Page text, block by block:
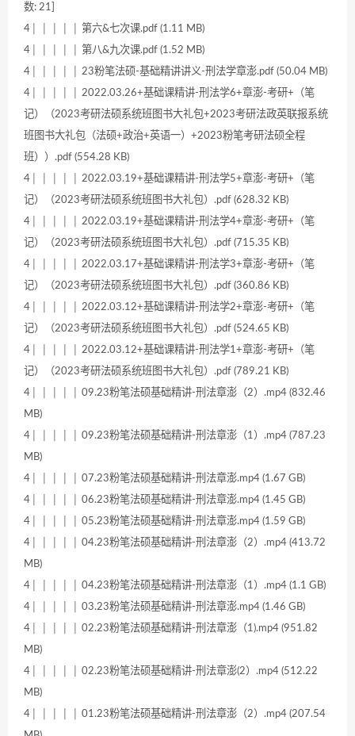
数: 21]
4│ │ │ │ │ 第六&七次课.pdf (1.11 MB)
4│ │ │ │ │ 第八&九次课.pdf (1.52 MB)
4│ │ │ │ │ 23粉笔法硕-基础精讲讲义-刑法学章澎.pdf (50.04 MB)
4│ │ │ │ │ 2022.03.26+基础课精讲-刑法学6+章澎-考研+（笔
记）（2023考研法硕系统班图书大礼包+2023考研法政英联报系统
班图书大礼包（法硕+政治+英语一）+2023粉笔考研法硕全程
班））.pdf (554.28 KB)
4│ │ │ │ │ 2022.03.19+基础课精讲-刑法学5+章澎-考研+（笔
记）（2023考研法硕系统班图书大礼包）.pdf (628.32 KB)
4│ │ │ │ │ 2022.03.19+基础课精讲-刑法学4+章澎-考研+（笔
记）（2023考研法硕系统班图书大礼包）.pdf (715.35 KB)
4│ │ │ │ │ 2022.03.17+基础课精讲-刑法学3+章澎-考研+（笔
记）（2023考研法硕系统班图书大礼包）.pdf (360.86 KB)
4│ │ │ │ │ 2022.03.12+基础课精讲-刑法学2+章澎-考研+（笔
记）（2023考研法硕系统班图书大礼包）.pdf (524.65 KB)
4│ │ │ │ │ 2022.03.12+基础课精讲-刑法学1+章澎-考研+（笔
记）（2023考研法硕系统班图书大礼包）.pdf (789.21 KB)
4│ │ │ │ │ 09.23粉笔法硕基础精讲-刑法章澎（2）.mp4 (832.46
MB)
4│ │ │ │ │ 09.23粉笔法硕基础精讲-刑法章澎（1）.mp4 (787.23
MB)
4│ │ │ │ │ 07.23粉笔法硕基础精讲-刑法章澎.mp4 (1.67 GB)
4│ │ │ │ │ 06.23粉笔法硕基础精讲-刑法章澎.mp4 (1.45 GB)
4│ │ │ │ │ 05.23粉笔法硕基础精讲-刑法章澎.mp4 (1.59 GB)
4│ │ │ │ │ 04.23粉笔法硕基础精讲-刑法章澎（2）.mp4 (413.72
MB)
4│ │ │ │ │ 04.23粉笔法硕基础精讲-刑法章澎（1）.mp4 (1.1 GB)
4│ │ │ │ │ 03.23粉笔法硕基础精讲-刑法章澎.mp4 (1.46 GB)
4│ │ │ │ │ 02.23粉笔法硕基础精讲-刑法章澎（1).mp4 (951.82
MB)
4│ │ │ │ │ 02.23粉笔法硕基础精讲-刑法章澎(2）.mp4 (512.22
MB)
4│ │ │ │ │ 01.23粉笔法硕基础精讲-刑法章澎（2）.mp4 (207.54